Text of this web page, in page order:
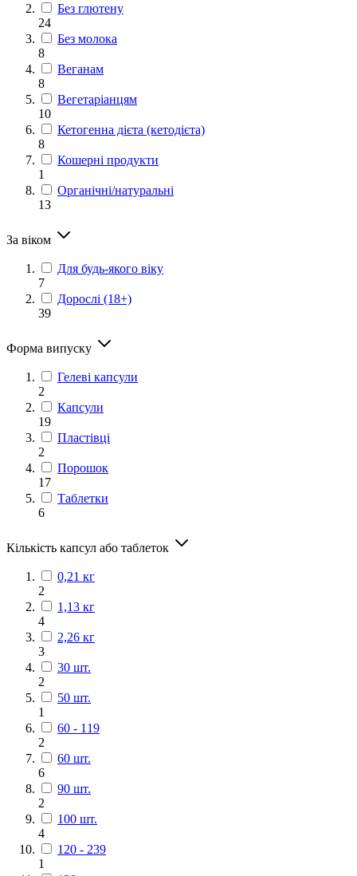
Без глютену
24
Без молока
8
Веганам
8
Вегетаріанцям
10
Кетогенна дієта (кетодієта)
8
Кошерні продукти
1
Органічні/натуральні
13
За віком
Для будь-якого віку
7
Дорослі (18+)
39
Форма випуску
Гелеві капсули
2
Капсули
19
Пластівці
2
Порошок
17
Таблетки
6
Кількість капсул або таблеток
0,21 кг
2
1,13 кг
4
2,26 кг
3
30 шт.
2
50 шт.
1
60 - 119
2
60 шт.
6
90 шт.
2
100 шт.
4
120 - 239
1